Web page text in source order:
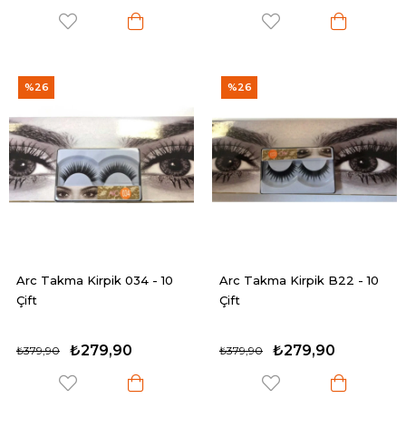
Arc Takma Kirpik 034 - 10
Çift
₺279,90
₺379,90
%26
Arc Takma Kirpik B22 - 10
Çift
₺279,90
₺379,90
%26